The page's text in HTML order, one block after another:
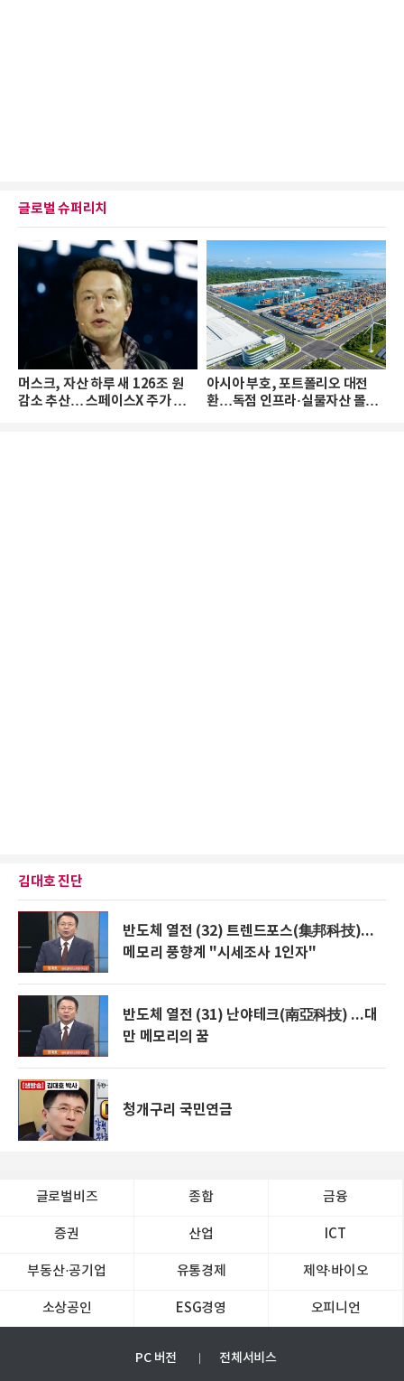
글로벌 슈퍼리치
머스크, 자산 하루 새 126조 원
감소 추산… 스페이스X 주가 하
아시아 부호, 포트폴리오 대전
환…독점 인프라·실물자산 몰린
김대호 진단
반도체 열전 (32) 트렌드포스(集邦科技)...
메모리 풍향계 "시세조사 1인자"
반도체 열전 (31) 난야테크(南亞科技) ...대
만 메모리의 꿈
청개구리 국민연금
글로벌비즈 종합 금융
증권 산업 ICT
부동산·공기업 유통경제 제약∙바이오
소상공인 ESG경영 오피니언
PC 버전 전체서비스